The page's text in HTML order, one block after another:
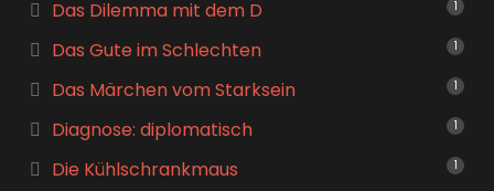
Das Dilemma mit dem D 1
Das Gute im Schlechten 1
Das Märchen vom Starksein 1
Diagnose: diplomatisch 1
Die Kühlschrankmaus 1